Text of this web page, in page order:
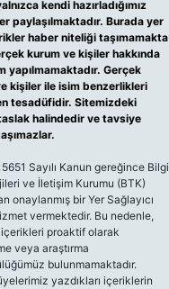
kendi hazırladığımız
paylaşılmaktadır. Burada yer
haber niteliği taşımamakta
kurum ve kişiler hakkında
yapılmamaktadır. Gerçek
kişiler ile isim benzerlikleri
tesadüfidir. Sitemizdeki
halindedir ve tavsiye
Sayılı Kanun gereğince Bilgi
ve İletişim Kurumu (BTK)
onaylanmış bir Yer Sağlayıcı
vermektedir. Bu nedenle,
proaktif olarak
veya araştırma
bulunmamaktadır.
yazdıkları içeriklerin